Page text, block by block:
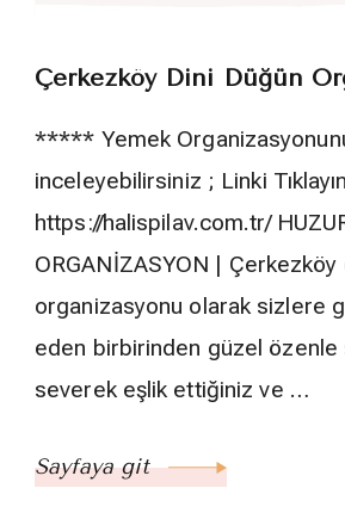
Çerkezköy Dini Düğün
***** Yemek
inceleyebilirsiniz ; Linki Tıklayın
https://halispilav.com.tr/
ORGANİZASYON | Çerkezköy
organizasyonu olarak sizlere
eden birbirinden güzel özenle
severek eşlik ettiğiniz ve …
Sayfaya git